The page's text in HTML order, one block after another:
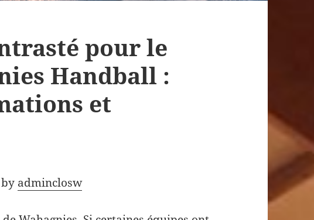
pour le
Handball :
et
adminclosw